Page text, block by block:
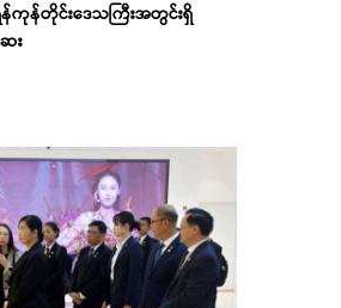
ကုန်တိုင်းဒေသကြီးအတွင်းရှိ
း